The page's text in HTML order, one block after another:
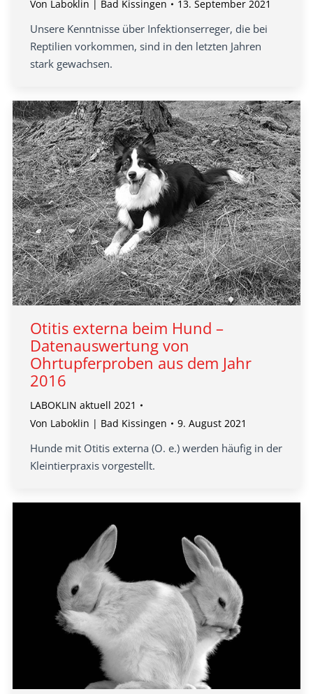
Von Laboklin | Bad Kissingen 13. September 2021
Unsere Kenntnisse über Infektionserreger, die bei
Reptilien vorkommen, sind in den letzten Jahren
stark gewachsen.
Otitis externa beim Hund –
Datenauswertung von
Ohrtupferproben aus dem Jahr
2016
LABOKLIN aktuell 2021
Von Laboklin | Bad Kissingen 9. August 2021
Hunde mit Otitis externa (O. e.) werden häufig in der
Kleintierpraxis vorgestellt.